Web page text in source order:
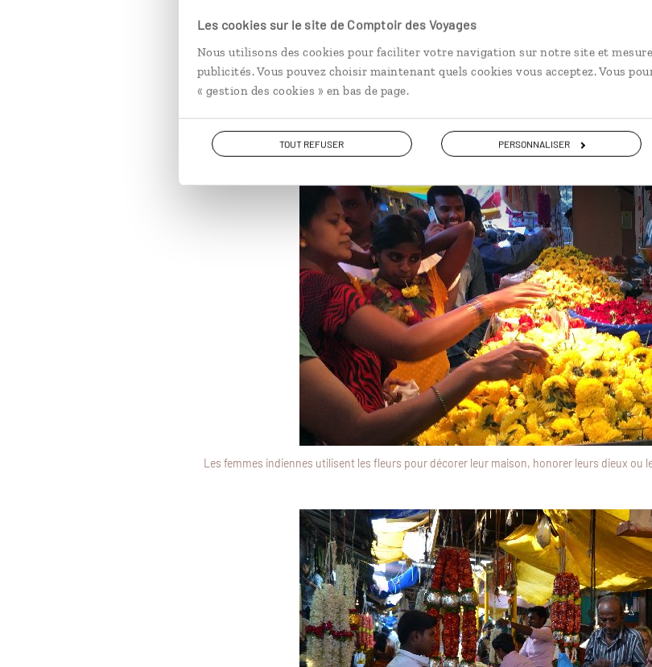
Les cookies sur le site de Comptoir des Voyages
Nous utilisons des cookies pour faciliter votre navigation sur notre site et
publicités. Vous pouvez choisir maintenant quels cookies vous acceptez. Vous
« gestion des cookies » en bas de page.
TOUT REFUSER PERSONNALISER
utilisées pour décorer les maisons, dans la
cuisine.
Les femmes indiennes utilisent les fleurs pour décorer leur maison, honorer leurs dieux ou